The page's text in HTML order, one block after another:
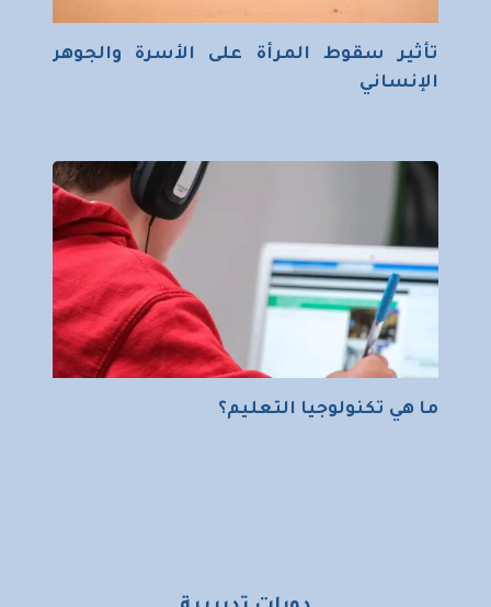
تأثير سقوط المرأة على الأسرة والجوهر
الإنساني
ما هي تكنولوجيا التعليم؟